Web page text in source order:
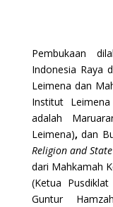
Pembukaan
Indonesia Raya
Leimena dan
Institut
adalah
Leimena),dan
Religion and
dari Mahkamah
(Ketua
Guntur